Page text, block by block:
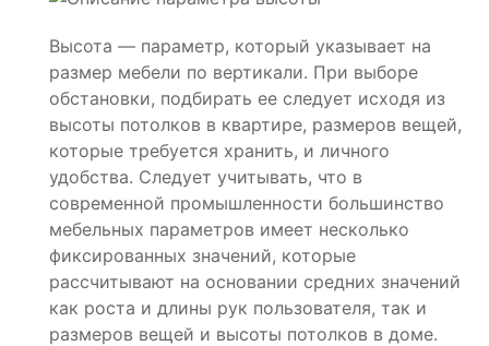
Высота — параметр, который указывает на
размер мебели по вертикали. При выборе
обстановки, подбирать ее следует исходя из
высоты потолков в квартире, размеров вещей,
которые требуется хранить, и личного
удобства. Следует учитывать, что в
современной промышленности большинство
мебельных параметров имеет несколько
фиксированных значений, которые
рассчитывают на основании средних значений
как роста и длины рук пользователя, так и
размеров вещей и высоты потолков в доме.